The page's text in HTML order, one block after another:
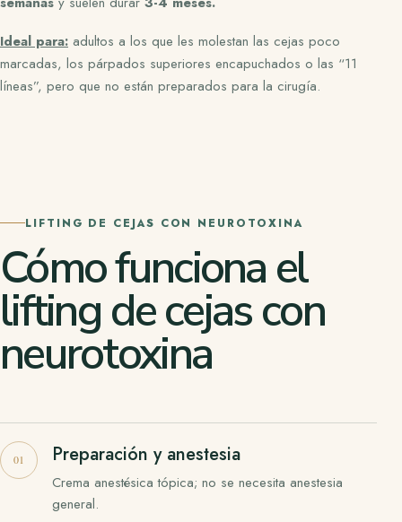
Ideal para: adultos a los que les molestan las cejas poco
marcadas, los párpados superiores encapuchados o las “11
líneas”, pero que no están preparados para la cirugía.
LIFTING DE CEJAS CON NEUROTOXINA
Cómo funciona el
lifting de cejas con
neurotoxina
Preparación y anestesia
Crema anestésica tópica; no se necesita anestesia
general.